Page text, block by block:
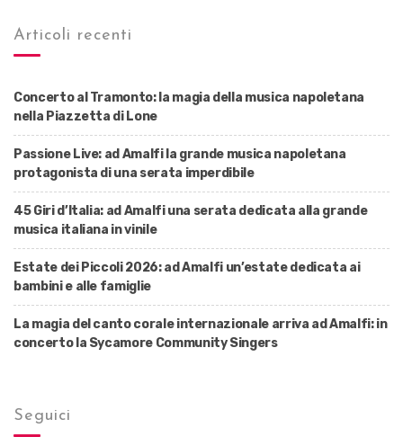
Articoli recenti
Concerto al Tramonto: la magia della musica napoletana
nella Piazzetta di Lone
Passione Live: ad Amalfi la grande musica napoletana
protagonista di una serata imperdibile
45 Giri d’Italia: ad Amalfi una serata dedicata alla grande
musica italiana in vinile
Estate dei Piccoli 2026: ad Amalfi un’estate dedicata ai
bambini e alle famiglie
La magia del canto corale internazionale arriva ad Amalfi: in
concerto la Sycamore Community Singers
Seguici